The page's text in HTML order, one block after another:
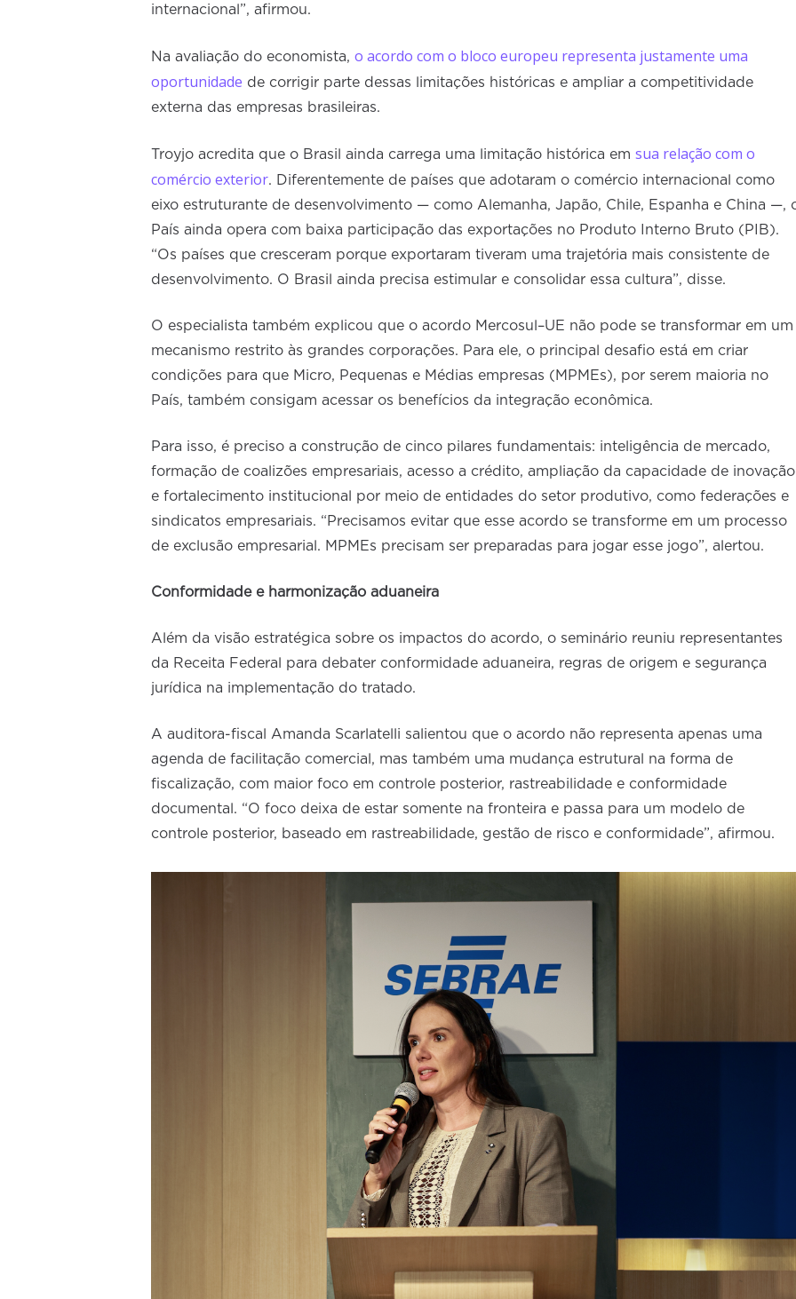
internacional”, afirmou.
Na avaliação do economista, o acordo com o bloco europeu representa justamente uma
oportunidade de corrigir parte dessas limitações históricas e ampliar a competitividade
externa das empresas brasileiras.
Troyjo acredita que o Brasil ainda carrega uma limitação histórica em sua relação com o
comércio exterior. Diferentemente de países que adotaram o comércio internacional como
eixo estruturante de desenvolvimento — como Alemanha, Japão, Chile, Espanha e China —,
País ainda opera com baixa participação das exportações no Produto Interno Bruto (PIB).
“Os países que cresceram porque exportaram tiveram uma trajetória mais consistente de
desenvolvimento. O Brasil ainda precisa estimular e consolidar essa cultura”, disse.
O especialista também explicou que o acordo Mercosul–UE não pode se transformar em um
mecanismo restrito às grandes corporações. Para ele, o principal desafio está em criar
condições para que Micro, Pequenas e Médias empresas (MPMEs), por serem maioria no
País, também consigam acessar os benefícios da integração econômica.
Para isso, é preciso a construção de cinco pilares fundamentais: inteligência de mercado,
formação de coalizões empresariais, acesso a crédito, ampliação da capacidade de inovação
e fortalecimento institucional por meio de entidades do setor produtivo, como federações e
sindicatos empresariais. “Precisamos evitar que esse acordo se transforme em um processo
de exclusão empresarial. MPMEs precisam ser preparadas para jogar esse jogo”, alertou.
Conformidade e harmonização aduaneira
Além da visão estratégica sobre os impactos do acordo, o seminário reuniu representantes
da Receita Federal para debater conformidade aduaneira, regras de origem e segurança
jurídica na implementação do tratado.
A auditora-fiscal Amanda Scarlatelli salientou que o acordo não representa apenas uma
agenda de facilitação comercial, mas também uma mudança estrutural na forma de
fiscalização, com maior foco em controle posterior, rastreabilidade e conformidade
documental. “O foco deixa de estar somente na fronteira e passa para um modelo de
controle posterior, baseado em rastreabilidade, gestão de risco e conformidade”, afirmou.